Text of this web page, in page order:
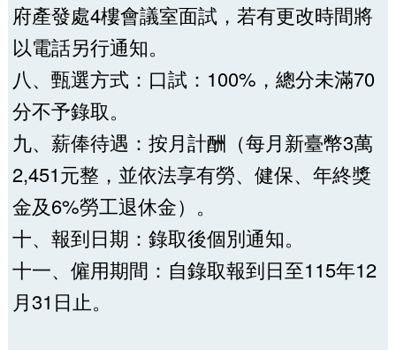
府產發處4樓會議室面試，若有更改時間將
以電話另行通知。
八、甄選方式：口試：100%，總分未滿70
分不予錄取。
九、薪俸待遇：按月計酬（每月新臺幣3萬
2,451元整，並依法享有勞、健保、年終獎
金及6%勞工退休金）。
十、報到日期：錄取後個別通知。
十一、僱用期間：自錄取報到日至115年12
月31日止。